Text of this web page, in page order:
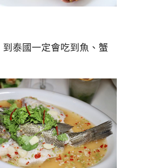
泰國一定會吃到魚 、蟹